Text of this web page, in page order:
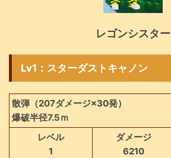
レゴンシスター
Lv1：スターダストキャノン
散弾（207ダメージ×30発）
爆破半径7.5ｍ
レベル
1
ダメージ
6210